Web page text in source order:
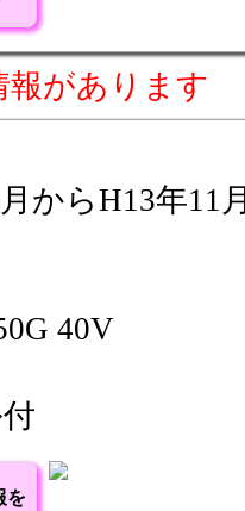
報があります
からH13年11月
40V
を